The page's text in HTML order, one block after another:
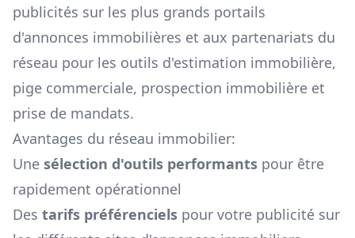
publicités sur les plus grands portails
d'annonces immobilières et aux partenariats du
réseau pour les outils d'estimation immobilière,
pige commerciale, prospection immobilière et
prise de mandats.
Avantages du réseau immobilier:
Une sélection d'outils performants pour être
rapidement opérationnel
Des tarifs préférenciels pour votre publicité sur